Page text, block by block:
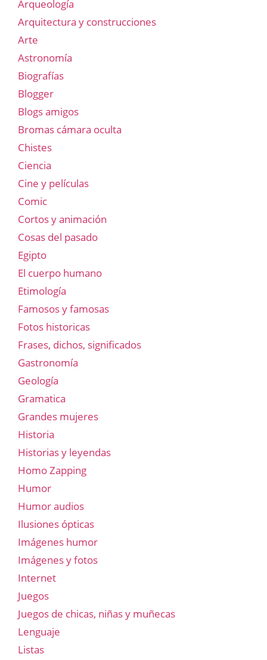
Arqueología
Arquitectura y construcciones
Arte
Astronomía
Biografías
Blogger
Blogs amigos
Bromas cámara oculta
Chistes
Ciencia
Cine y películas
Comic
Cortos y animación
Cosas del pasado
Egipto
El cuerpo humano
Etimología
Famosos y famosas
Fotos historicas
Frases, dichos, significados
Gastronomía
Geología
Gramatica
Grandes mujeres
Historia
Historias y leyendas
Homo Zapping
Humor
Humor audios
Ilusiones ópticas
Imágenes humor
Imágenes y fotos
Internet
Juegos
Juegos de chicas, niñas y muñecas
Lenguaje
Listas